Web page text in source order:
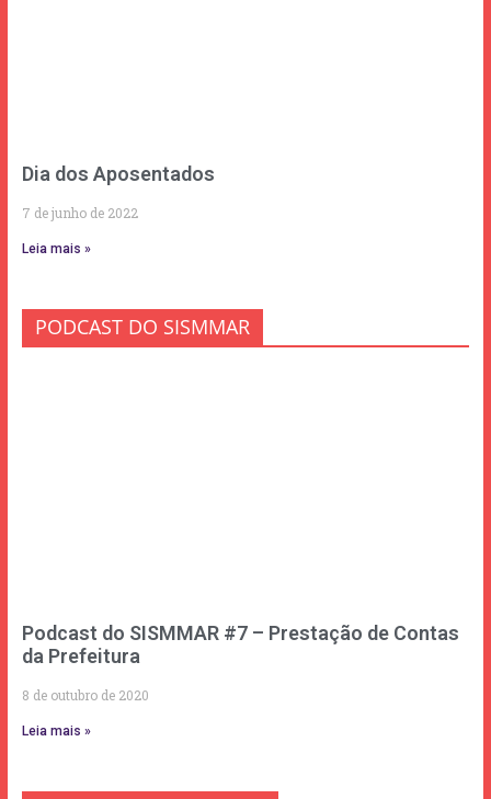
Dia dos Aposentados
7 de junho de 2022
Leia mais »
PODCAST DO SISMMAR
Podcast do SISMMAR #7 – Prestação de Contas
da Prefeitura
8 de outubro de 2020
Leia mais »